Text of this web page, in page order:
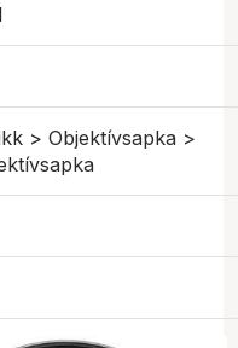
> Objektívsapka >